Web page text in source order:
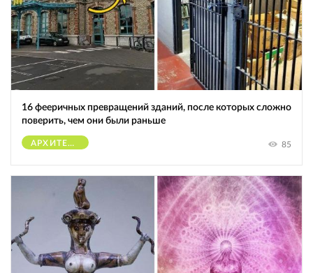
16 фееричных превращений зданий, после которых сложно
поверить, чем они были раньше
АРХИТЕКТУРА 85